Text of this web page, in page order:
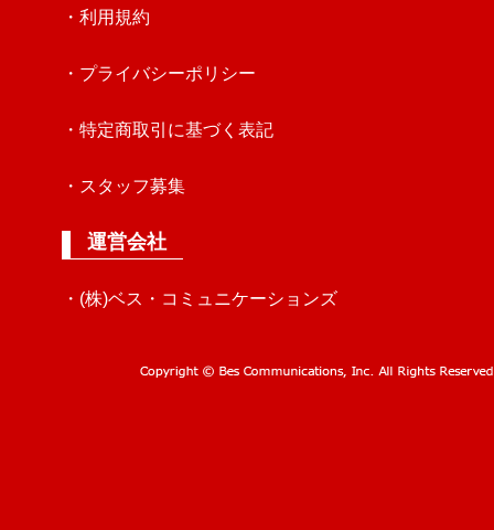
・利用規約
・プライバシーポリシー
・特定商取引に基づく表記
・スタッフ募集
運営会社
・(株)ベス・コミュニケーションズ